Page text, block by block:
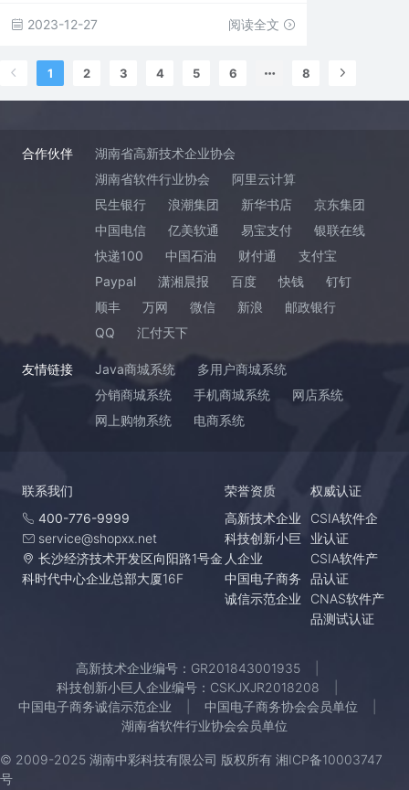
2023-12-27 阅读全文
1 2 3 4 5 6 8
合作伙伴
湖南省高新技术企业协会
湖南省软件行业协会
阿里云计算
民生银行
浪潮集团 新华书店
京东集团
中国电信
亿美软通 易宝支付
银联在线
快递100
中国石油 财付通
支付宝
Paypal
潇湘晨报 百度 快钱
钉钉
顺丰
万网 微信 新浪
邮政银行
QQ
汇付天下
友情链接 Java商城系统
多用户商城系统
分销商城系统
手机商城系统
网店系统
网上购物系统
电商系统
联系我们
400-776-9999
service@shopxx.net
长沙经济技术开发区向阳路1号金
科时代中心企业总部大厦16F
荣誉资质
高新技术企业
科技创新小巨
人企业
中国电子商务
诚信示范企业
权威认证
CSIA软件企
业认证
CSIA软件产
品认证
CNAS软件产
品测试认证
高新技术企业编号：GR201843001935
科技创新小巨人企业编号：CSKJXJR2018208
中国电子商务诚信示范企业
中国电子商务协会会员单位
湖南省软件行业协会会员单位
© 2009-2025 湖南中彩科技有限公司 版权所有 湘ICP备10003747
号